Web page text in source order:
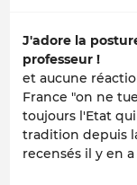
J'adore la
professeur !
et aucune
France "on ne
toujours l'Etat
tradition depuis
recensés il y en